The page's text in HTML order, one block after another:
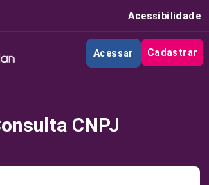
Acessibilidade
Acessar Cadastrar
CNPJ